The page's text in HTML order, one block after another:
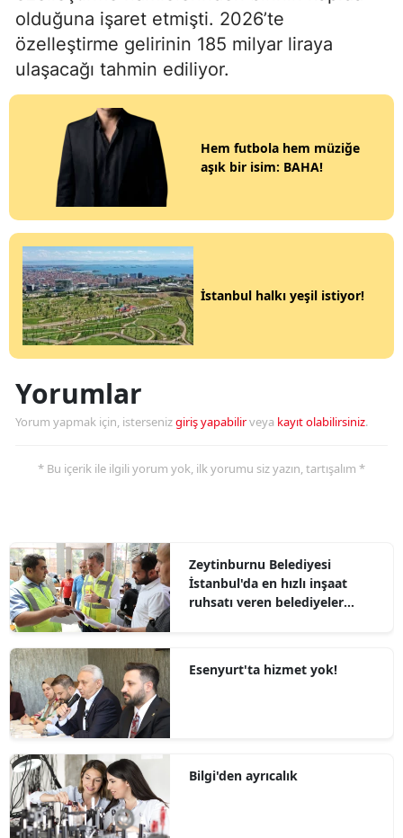
olduğuna işaret etmişti. 2026’te
özelleştirme gelirinin 185 milyar liraya
ulaşacağı tahmin ediliyor.
Hem futbola hem müziğe
aşık bir isim: BAHA!
İstanbul halkı yeşil istiyor!
Yorumlar
Yorum yapmak için, istersenizgiriş yapabilirveya kayıt olabilirsiniz.
* Bu içerik ile ilgili yorum yok, ilk yorumu siz yazın, tartışalım *
Zeytinburnu Belediyesi
İstanbul'da en hızlı inşaat
ruhsatı veren belediyeler
Esenyurt'ta hizmet yok!
Bilgi'den ayrıcalık